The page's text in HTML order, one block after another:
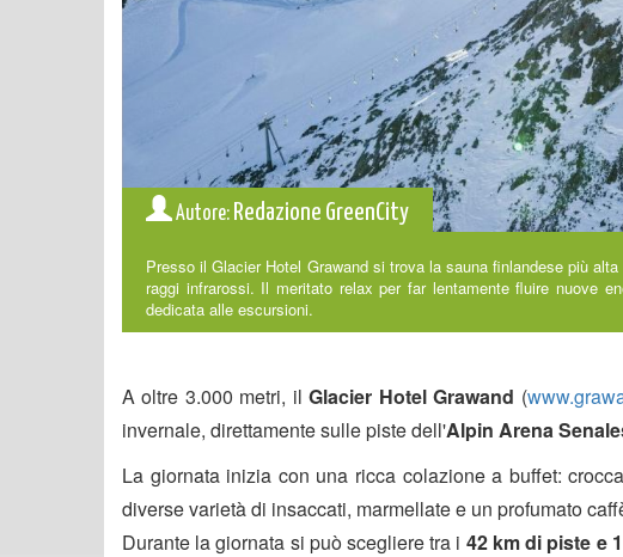
Autore: Redazione GreenCity
Presso il Glacier Hotel Grawand si trova la sauna finlandese più
raggi infrarossi. Il meritato relax per far lentamente fluire nuove
dedicata alle escursioni.
A oltre 3.000 metri, ilGlacier Hotel Grawand (
invernale, direttamente sulle piste dell'Alpin Arena
La giornata inizia con una ricca colazione a buffet:
diverse varietà di insaccati, marmellate e un profumato
Durante la giornata si può scegliere tra i 42 km di piste e